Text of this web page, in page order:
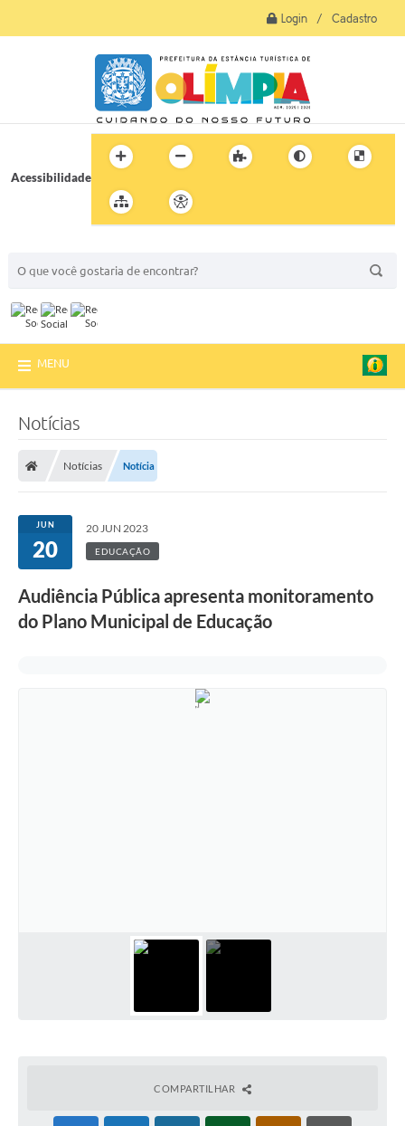
Login / Cadastro
Acessibilidade
MENU
Notícias
Notícias Notícia
JUN
20
20 JUN 2023
EDUCAÇÃO
Audiência Pública apresenta monitoramento
do Plano Municipal de Educação
COMPARTILHAR